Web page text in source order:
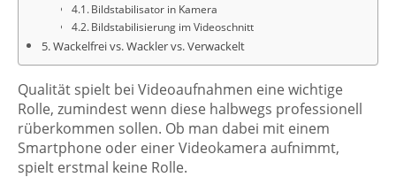
Bildstabilisator in Kamera
Bildstabilisierung im Videoschnitt
Wackelfrei vs. Wackler vs. Verwackelt
Qualität spielt bei Videoaufnahmen eine wichtige
Rolle, zumindest wenn diese halbwegs professionell
rüberkommen sollen. Ob man dabei mit einem
Smartphone oder einer Videokamera aufnimmt,
spielt erstmal keine Rolle.